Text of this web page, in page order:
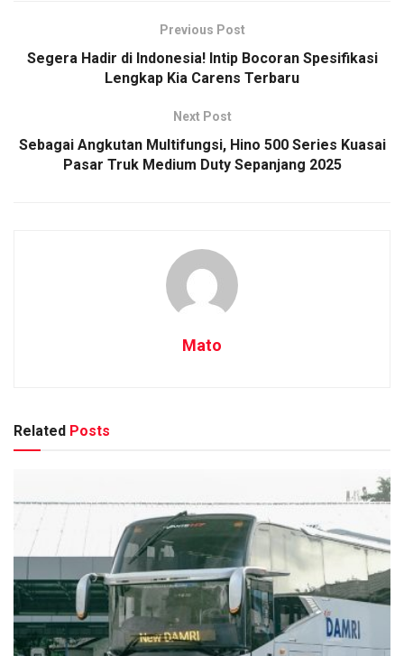
Previous Post
Segera Hadir di Indonesia! Intip Bocoran Spesifikasi
Lengkap Kia Carens Terbaru
Next Post
Sebagai Angkutan Multifungsi, Hino 500 Series Kuasai
Pasar Truk Medium Duty Sepanjang 2025
Mato
Related Posts